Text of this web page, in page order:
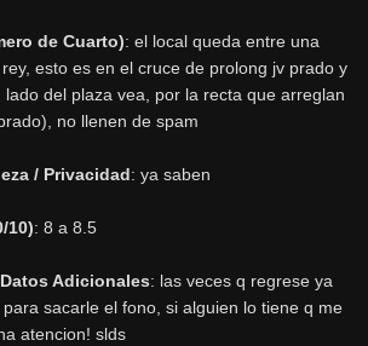
de Cuarto): el local queda entre una
esto es en el cruce de prolong jv prado y
del plaza vea, por la recta que arreglan
no llenen de spam
/ Privacidad: ya saben
10): 8 a 8.5
Adicionales: las veces q regrese ya
sacarle el fono, si alguien lo tiene q me
atencion! slds